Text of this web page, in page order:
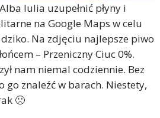
Iulia uzupełnić płyny i
na Google Maps w celu
Na zdjęciu najlepsze piwo
– Przeniczny Ciuc 0%.
nam niemal codziennie. Bez
go znaleźć w barach. Niestety,
🙁